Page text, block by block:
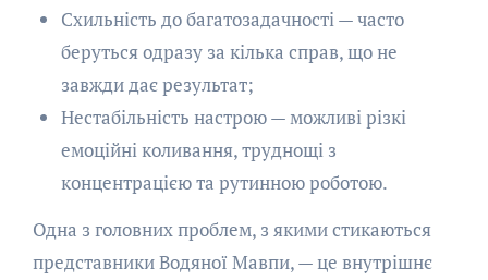
Схильність до багатозадачності — часто
беруться одразу за кілька справ, що не
завжди дає результат;
Нестабільність настрою — можливі різкі
емоційні коливання, труднощі з
концентрацією та рутинною роботою.
Одна з головних проблем, з якими стикаються
представники Водяної Мавпи, — це внутрішнє